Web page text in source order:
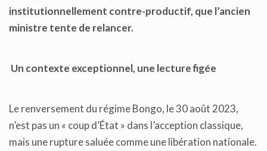
institutionnellement contre-productif, que l’ancien
ministre tente de relancer.
Un contexte exceptionnel, une lecture figée
Le renversement du régime Bongo, le 30 août 2023,
n’est pas un « coup d’État » dans l’acception classique,
mais une rupture saluée comme une libération nationale.